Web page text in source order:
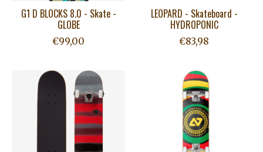
G1 D BLOCKS 8.0 - Skate -
GLOBE
€99,00
LEOPARD - Skateboard -
HYDROPONIC
€83,98